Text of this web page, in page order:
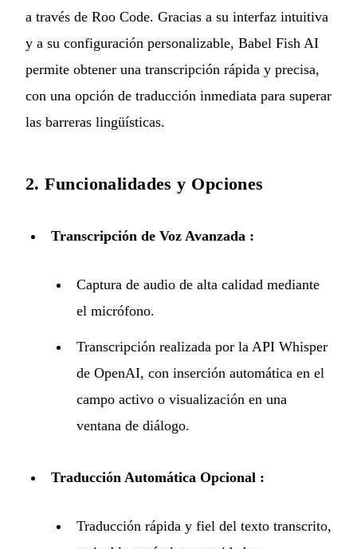
a través de Roo Code. Gracias a su interfaz intuitiva
y a su configuración personalizable, Babel Fish AI
permite obtener una transcripción rápida y precisa,
con una opción de traducción inmediata para superar
las barreras lingüísticas.
2. Funcionalidades y Opciones
Transcripción de Voz Avanzada :
Captura de audio de alta calidad mediante
el micrófono.
Transcripción realizada por la API Whisper
de OpenAI, con inserción automática en el
campo activo o visualización en una
ventana de diálogo.
Traducción Automática Opcional :
Traducción rápida y fiel del texto transcrito,